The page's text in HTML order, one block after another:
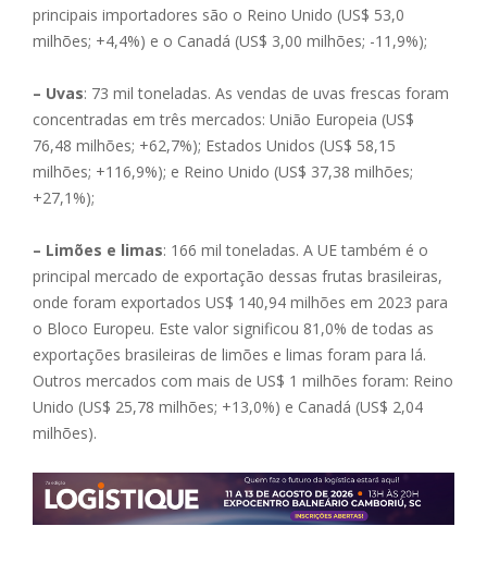
principais importadores são o Reino Unido (US$ 53,0
milhões; +4,4%) e o Canadá (US$ 3,00 milhões; -11,9%);
– Uvas: 73 mil toneladas. As vendas de uvas frescas foram
concentradas em três mercados: União Europeia (US$
76,48 milhões; +62,7%); Estados Unidos (US$ 58,15
milhões; +116,9%); e Reino Unido (US$ 37,38 milhões;
+27,1%);
– Limões e limas: 166 mil toneladas. A UE também é o
principal mercado de exportação dessas frutas brasileiras,
onde foram exportados US$ 140,94 milhões em 2023 para
o Bloco Europeu. Este valor significou 81,0% de todas as
exportações brasileiras de limões e limas foram para lá.
Outros mercados com mais de US$ 1 milhões foram: Reino
Unido (US$ 25,78 milhões; +13,0%) e Canadá (US$ 2,04
milhões).